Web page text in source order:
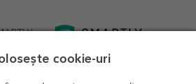
cookie-uri